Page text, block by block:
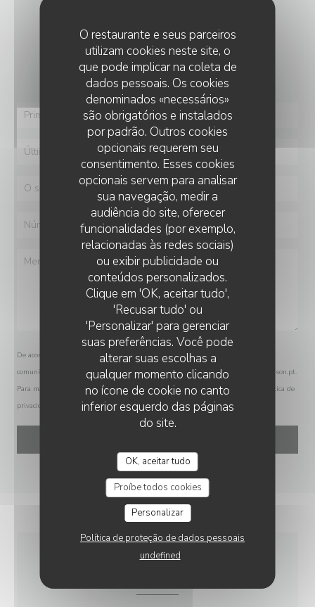
O restaurante e seus parceiros
utilizam cookies neste site, o
que pode implicar na coleta de
dados pessoais. Os cookies
denominados «necessários»
são obrigatórios e instalados
por padrão. Outros cookies
opcionais requerem seu
consentimento. Esses cookies
opcionais servem para analisar
sua navegação, medir a
audiência do site, oferecer
funcionalidades (por exemplo,
relacionadas às redes sociais)
ou exibir publicidade ou
conteúdos personalizados.
Clique em 'OK, aceitar tudo',
'Recusar tudo' ou
'Personalizar' para gerenciar
suas preferências. Você pode
alterar suas escolhas a
qualquer momento clicando
no ícone de cookie no canto
inferior esquerdo das páginas
do site.
OK, aceitar tudo
Proíbe todos cookies
Personalizar
Política de proteção de dados pessoais
undefined
Deseja contactar-nos ?
Preencha o formulário abaixo!
De acordo com a legislação de proteção de dados, tem o direito de se opor a
comunicações de marketing. Pode registar-se na Lista Robinson através de
robinson.pt.
Para mais informações sobre o tratamento dos seus dados, consulte a nossa
política de
privacidade
LA GRANDE MAISON